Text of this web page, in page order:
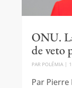
ONU.
de veto
PAR POLÉMIA|
Par